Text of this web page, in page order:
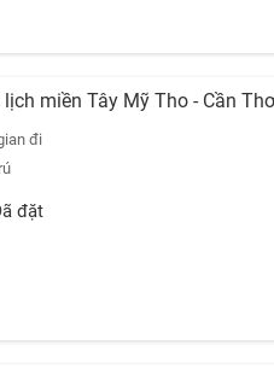
lịch miền Tây Mỹ Tho - Cần
đi
đặt